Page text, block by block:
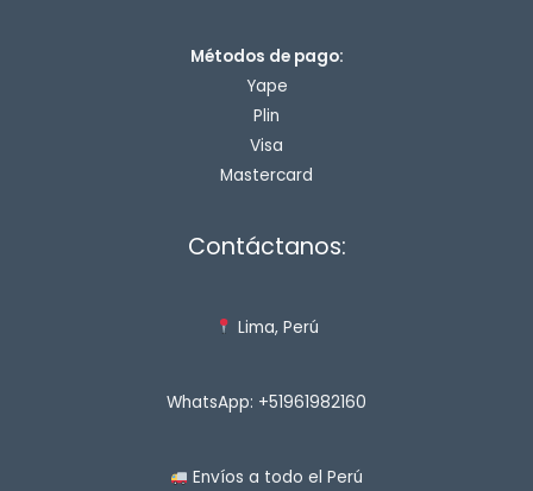
Métodos de pago:
Yape
Plin
Visa
Mastercard
Contáctanos:
Lima, Perú
WhatsApp: +51961982160
Envíos a todo el Perú